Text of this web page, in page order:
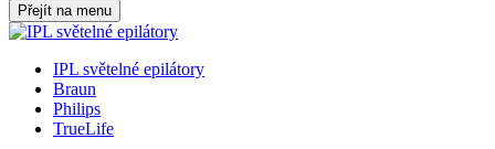
Přejít na menu
IPL světelné epilátory
Braun
Philips
TrueLife